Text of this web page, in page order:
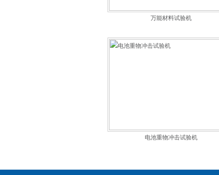
万能材料试验机
电池重物冲击试验机